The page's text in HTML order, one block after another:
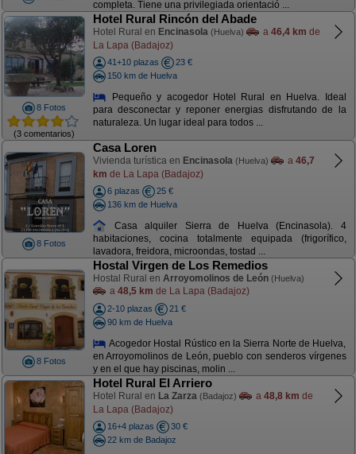
completa. Tiene una privilegiada orientació ...
8 Fotos
(3 comentarios)
Hotel Rural Rincón del Abade
Hotel Rural en Encinasola (Huelva) a 46,4 km de
La Lapa (Badajoz)
41+10 plazas
23 €
150 km de Huelva
Pequeño y acogedor Hotel Rural en Huelva. Ideal
para desconectar y reponer energias disfrutando de la
naturaleza. Un lugar ideal para todos ...
8 Fotos
Casa Loren
Vivienda turística en Encinasola (Huelva) a 46,7
km de La Lapa (Badajoz)
6 plazas
25 €
136 km de Huelva
Casa alquiler Sierra de Huelva (Encinasola). 4
habitaciones, cocina totalmente equipada (frigorífico,
lavadora, freidora, microondas, tostad ...
8 Fotos
Hostal Virgen de Los Remedios
Hostal Rural en Arroyomolinos de León (Huelva)
a 48,5 km de La Lapa (Badajoz)
2-10 plazas
21 €
90 km de Huelva
Acogedor Hostal Rústico en la Sierra Norte de Huelva,
en Arroyomolinos de León, pueblo con senderos vírgenes
y en el que hay piscinas, molin ...
Hotel Rural El Arriero
Hotel Rural en La Zarza (Badajoz) a 48,8 km de
La Lapa (Badajoz)
16+4 plazas
30 €
22 km de Badajoz